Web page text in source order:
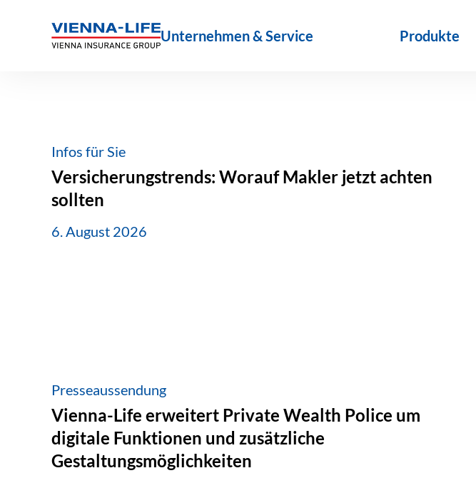
Unternehmen & Service Produkte
Infos für Sie
Versicherungstrends: Worauf Makler jetzt achten
sollten
6. August 2026
Presseaussendung
Vienna-Life erweitert Private Wealth Police um
digitale Funktionen und zusätzliche
Gestaltungsmöglichkeiten